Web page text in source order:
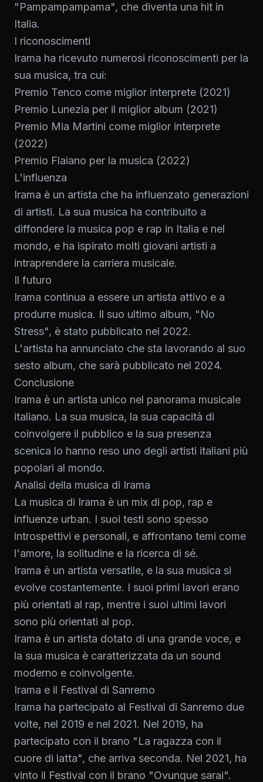
"Pampampampama", che diventa una hit in
Italia.
I riconoscimenti
Irama ha ricevuto numerosi riconoscimenti per la
sua musica, tra cui:
Premio Tenco come miglior interprete (2021)
Premio Lunezia per il miglior album (2021)
Premio Mia Martini come miglior interprete
(2022)
Premio Flaiano per la musica (2022)
L'influenza
Irama è un artista che ha influenzato generazioni
di artisti. La sua musica ha contribuito a
diffondere la musica pop e rap in Italia e nel
mondo, e ha ispirato molti giovani artisti a
intraprendere la carriera musicale.
Il futuro
Irama continua a essere un artista attivo e a
produrre musica. Il suo ultimo album, "No
Stress", è stato pubblicato nel 2022.
L'artista ha annunciato che sta lavorando al suo
sesto album, che sarà pubblicato nel 2024.
Conclusione
Irama è un artista unico nel panorama musicale
italiano. La sua musica, la sua capacità di
coinvolgere il pubblico e la sua presenza
scenica lo hanno reso uno degli artisti italiani più
popolari al mondo.
Analisi della musica di Irama
La musica di Irama è un mix di pop, rap e
influenze urban. I suoi testi sono spesso
introspettivi e personali, e affrontano temi come
l'amore, la solitudine e la ricerca di sé.
Irama è un artista versatile, e la sua musica si
evolve costantemente. I suoi primi lavori erano
più orientati al rap, mentre i suoi ultimi lavori
sono più orientati al pop.
Irama è un artista dotato di una grande voce, e
la sua musica è caratterizzata da un sound
moderno e coinvolgente.
Irama e il Festival di Sanremo
Irama ha partecipato al Festival di Sanremo due
volte, nel 2019 e nel 2021. Nel 2019, ha
partecipato con il brano "La ragazza con il
cuore di latta", che arriva seconda. Nel 2021, ha
vinto il Festival con il brano "Ovunque sarai".